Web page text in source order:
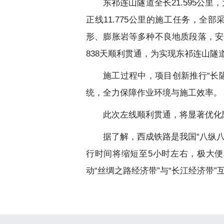
东祁连山隧道全长21.595公里
正线11.775公里的施工任务，全部
形、膨胀岩等多种不良地质段落，
838天顺利贯通，为实现东祁连山隧
施工过程中，项目创新推行“
统，全力保障作业环境与施工效率。
此次左线顺利贯通，将显著优
据了解，西成铁路是我国“八纵
行时间将缩短至5小时左右，极大
动“丝绸之路经济带”与“长江经济带